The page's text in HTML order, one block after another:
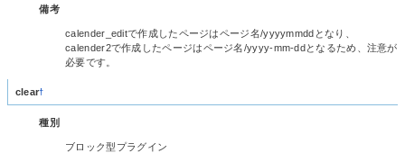
備考
calender_editで作成したページはページ名/yyyymmddとなり、
calender2で作成したページはページ名/yyyy-mm-ddとなるため、注意が
必要です。
clear†
種別
ブロック型プラグイン